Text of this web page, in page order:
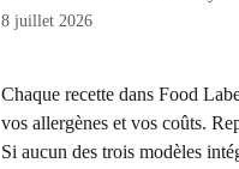
8 juillet 2026
Chaque recette dans Food
vos allergènes et vos coûts.
Si aucun des trois modèles